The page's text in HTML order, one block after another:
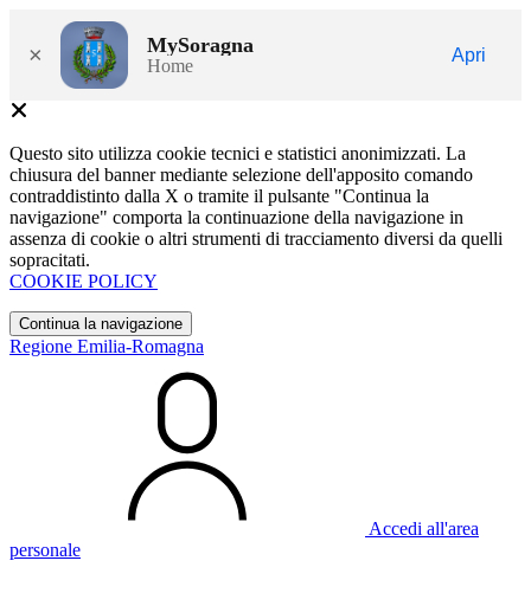
× MySoragna
Home
Apri
Questo sito utilizza cookie tecnici e statistici anonimizzati. La
chiusura del banner mediante selezione dell'apposito comando
contraddistinto dalla X o tramite il pulsante "Continua la
navigazione" comporta la continuazione della navigazione in
assenza di cookie o altri strumenti di tracciamento diversi da quelli
sopracitati.
COOKIE POLICY
Continua la navigazione
Regione Emilia-Romagna
Accedi all'area
personale